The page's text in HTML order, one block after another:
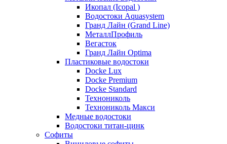
Икопал (Icopal )
Водостоки Aquasystem
Гранд Лайн (Grand Line)
МеталлПрофиль
Вегасток
Гранд Лайн Optima
Пластиковые водостоки
Docke Lux
Docke Premium
Docke Standard
Технониколь
Технониколь Макси
Медные водостоки
Водостоки титан-цинк
Софиты